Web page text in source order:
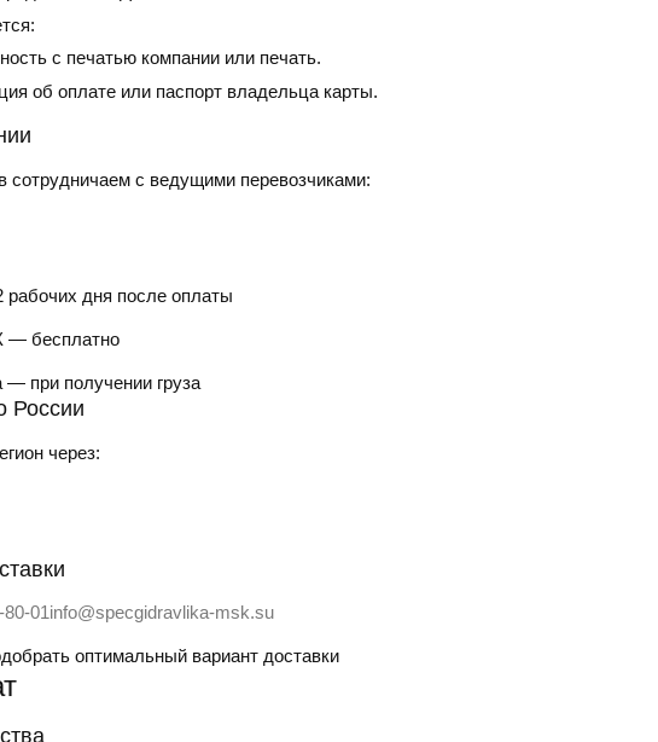
с печатью компании или печать.
об оплате или паспорт владельца карты.
сотрудничаем с ведущими перевозчиками:
рабочих дня после оплаты
— бесплатно
— при получении груза
России
через:
01info@specgidravlika-msk.su
оптимальный вариант доставки